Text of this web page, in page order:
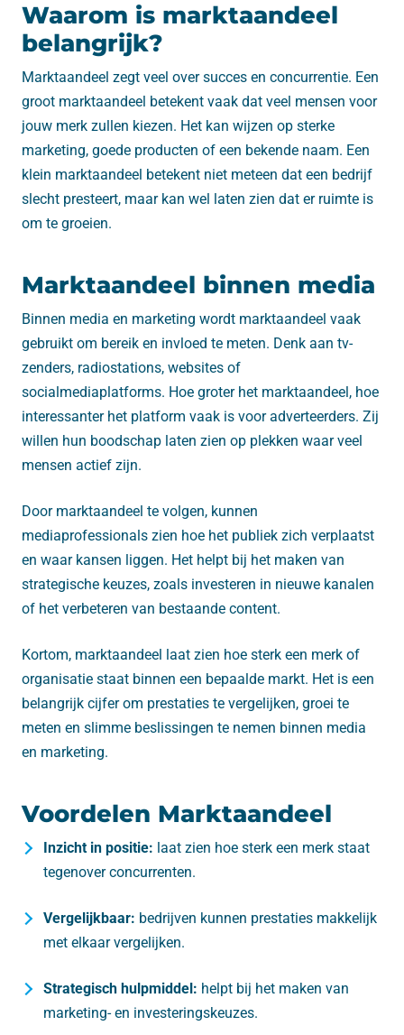
Waarom is marktaandeel
belangrijk?
Marktaandeel zegt veel over succes en concurrentie. Een
groot marktaandeel betekent vaak dat veel mensen voor
jouw merk zullen kiezen. Het kan wijzen op sterke
marketing, goede producten of een bekende naam. Een
klein marktaandeel betekent niet meteen dat een bedrijf
slecht presteert, maar kan wel laten zien dat er ruimte is
om te groeien.
Marktaandeel binnen media
Binnen media en marketing wordt marktaandeel vaak
gebruikt om bereik en invloed te meten. Denk aan tv-
zenders, radiostations, websites of
socialmediaplatforms. Hoe groter het marktaandeel, hoe
interessanter het platform vaak is voor adverteerders. Zij
willen hun boodschap laten zien op plekken waar veel
mensen actief zijn.
Door marktaandeel te volgen, kunnen
mediaprofessionals zien hoe het publiek zich verplaatst
en waar kansen liggen. Het helpt bij het maken van
strategische keuzes, zoals investeren in nieuwe kanalen
of het verbeteren van bestaande content.
Kortom, marktaandeel laat zien hoe sterk een merk of
organisatie staat binnen een bepaalde markt. Het is een
belangrijk cijfer om prestaties te vergelijken, groei te
meten en slimme beslissingen te nemen binnen media
en marketing.
Voordelen Marktaandeel
Inzicht in positie: laat zien hoe sterk een merk staat
tegenover concurrenten.
Vergelijkbaar: bedrijven kunnen prestaties makkelijk
met elkaar vergelijken.
Strategisch hulpmiddel: helpt bij het maken van
marketing- en investeringskeuzes.